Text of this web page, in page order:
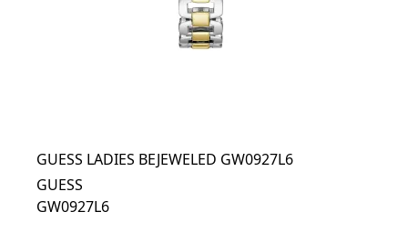
GUESS LADIES BEJEWELED GW0927L6
GUESS
GW0927L6